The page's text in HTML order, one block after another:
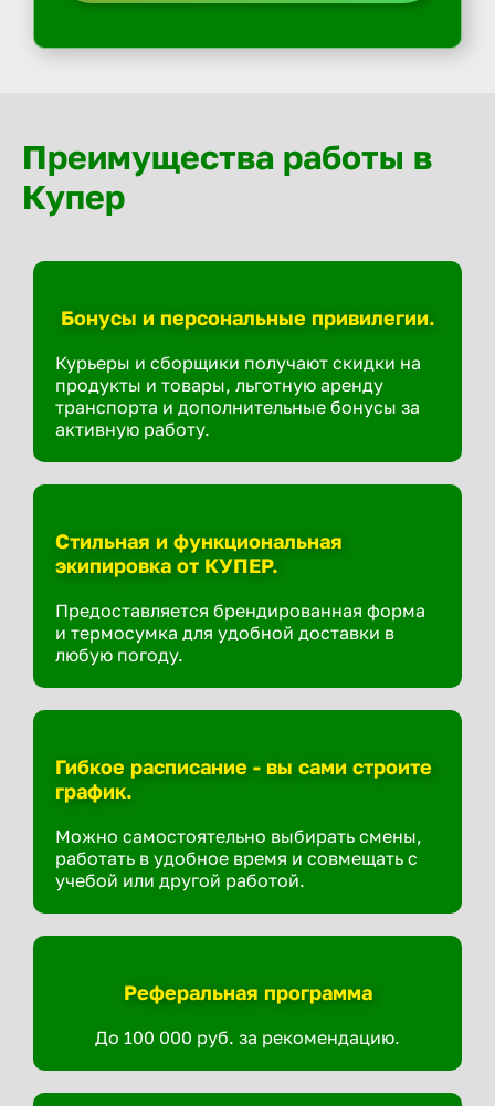
Преимущества работы в
Купер
Бонусы и персональные привилегии.
Курьеры и сборщики получают скидки на
продукты и товары, льготную аренду
транспорта и дополнительные бонусы за
активную работу.
Стильная и функциональная
экипировка от КУПЕР.
Предоставляется брендированная форма
и термосумка для удобной доставки в
любую погоду.
Гибкое расписание - вы сами строите
график.
Можно самостоятельно выбирать смены,
работать в удобное время и совмещать с
учебой или другой работой.
Реферальная программа
До 100 000 руб. за рекомендацию.